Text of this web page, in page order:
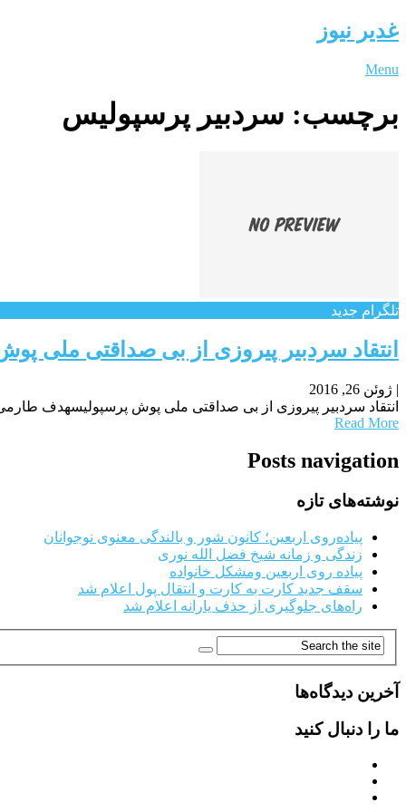
غدیر نیوز
Menu
برچسب: سردبیر پرسپولیس
تلگرام جدید
انتقاد سردبیر پیروزی از بی صداقتی ملی
| ژوئن 26, 2016
انتقاد سردبیر پیروزی از بی صداقتی ملی پوش پرسپولیسهدف
Read More
Posts navigation
نوشته‌های تازه
پیاده‌روی اربعین؛ کانون شور و بالندگی معنوی نوجوانان
زندگی و زمانه شیخ فضل الله نوری
پیاده روی اربعین ومشکل خانواده
سقف جدید کارت به کارت و انتقال پول اعلام شد
راه‌های جلوگیری از حذف یارانه اعلام شد
آخرین دیدگاه‌ها
ما را دنبال کنید